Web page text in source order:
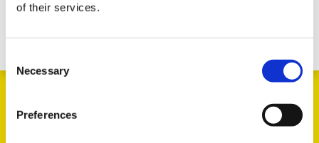
of their services.
Selection
Necessary
Preferences